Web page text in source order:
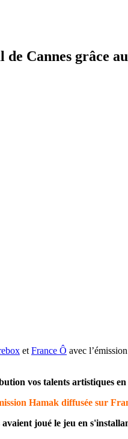
Cannes grâce
et France Ô avec
vos talents artistiques
Hamak diffusée sur
joué le jeu en